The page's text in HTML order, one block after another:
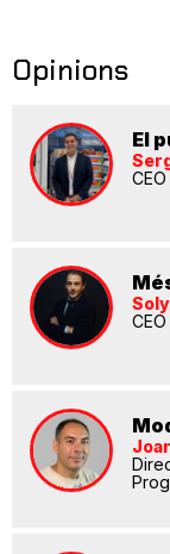
Opinions
El